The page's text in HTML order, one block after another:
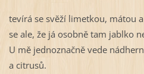
tevírá se svěží limetkou, mátou
se ale, že já osobně tam jablko
U mě jednoznačně vede
a citrusů.